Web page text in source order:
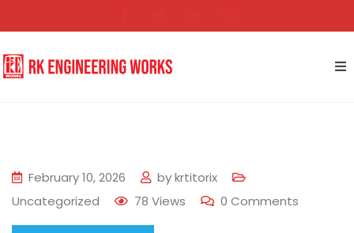
February 10, 2026 bykrtitorix
Uncategorized
78 Views 0 Comments